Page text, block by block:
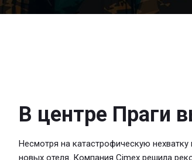
В центре Праги
Несмотря на катастрофическую
новых отеля. Компания Cimex решила